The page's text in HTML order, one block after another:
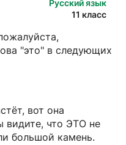
Русский язык
11 класс
"это" в следующих
вот она
видите, что ЭТО не
большой камень.